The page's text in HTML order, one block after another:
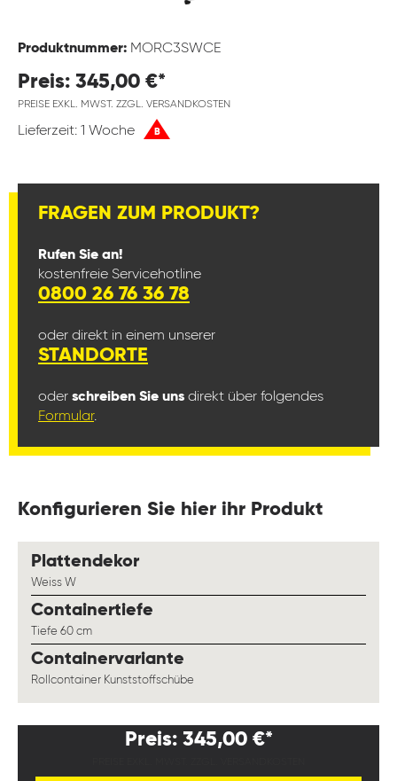
Produktnummer: MORC3SWCE
Preis: 345,00 €*
PREISE EXKL. MWST. ZZGL. VERSANDKOSTEN
Lieferzeit: 1 Woche B
FRAGEN ZUM PRODUKT?
Rufen Sie an!
kostenfreie Servicehotline
0800 26 76 36 78
oder direkt in einem unserer
STANDORTE
oder schreiben Sie uns direkt über folgendes
Formular.
Konfigurieren Sie hier ihr Produkt
Plattendekorauswählen
Weiss W
Containertiefe
Tiefe 60 cm
Containervariante
Rollcontainer Kunststoffschübe
Preis: 345,00 €*